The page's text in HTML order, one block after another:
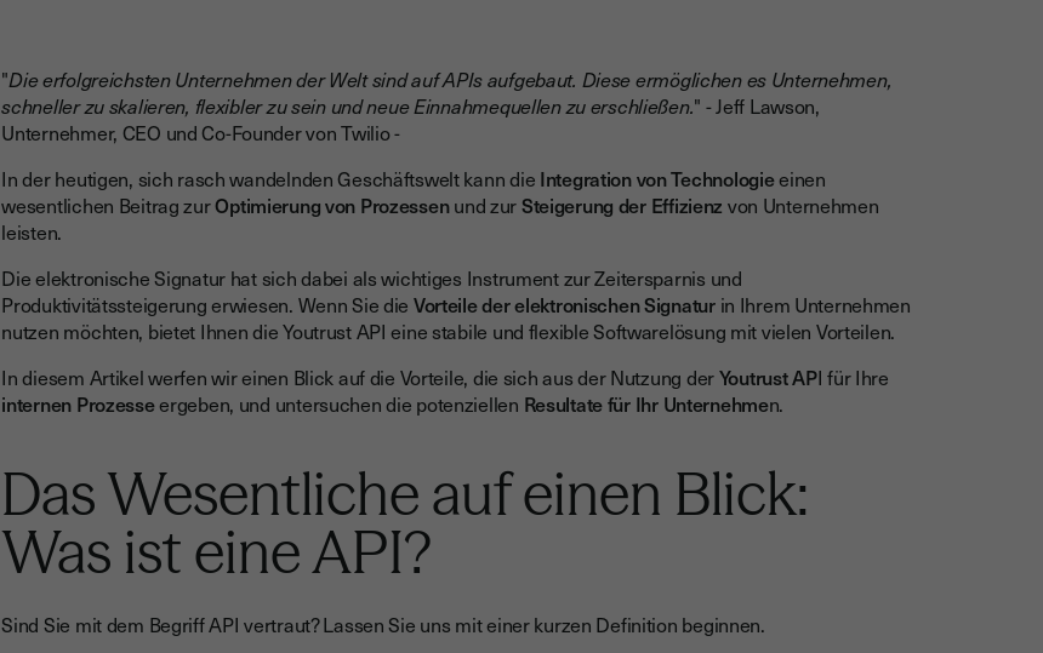
"Die erfolgreichsten Unternehmen der Welt sind auf APIs aufgebaut. Diese ermöglichen es Unternehmen,
schneller zu skalieren, flexibler zu sein und neue Einnahmequellen zu erschließen." - Jeff Lawson,
Unternehmer, CEO und Co-Founder von Twilio -
In der heutigen, sich rasch wandelnden Geschäftswelt kann die Integration von Technologieeinen
wesentlichen Beitrag zurOptimierung von Prozessenund zurSteigerung der Effizienz von Unternehmen
leisten.
Die elektronische Signatur hat sich dabei als wichtiges Instrument zur Zeitersparnis und
Produktivitätssteigerung erwiesen. Wenn Sie die Vorteile der elektronischen Signaturin Ihrem Unternehmen
nutzen möchten, bietet Ihnen die Youtrust API eine stabile und flexible Softwarelösung mit vielen Vorteilen.
In diesem Artikel werfen wir einen Blick auf die Vorteile, die sich aus der Nutzung derYoutrust API für Ihre
internen Prozesseergeben, und untersuchen die potenziellen Resultate für Ihr Unternehmen.
Das Wesentliche auf einen Blick:
Was ist eine API?
Sind Sie mit dem Begriff API vertraut? Lassen Sie uns mit einer kurzen Definition beginnen.